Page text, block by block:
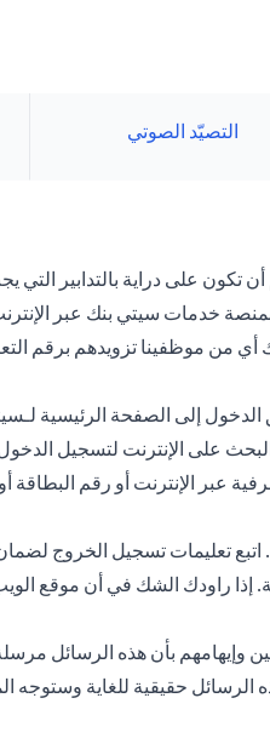
التصيّد الصوتي
على دراية بالتدابير التي
خدمات سيتي بنك عبر
من موظفينا تزويدهم برقم
إلى الصفحة الرئيسية
على الإنترنت لتسجيل
الإنترنت أو رقم البطاقة
تعليمات تسجيل الخروج
راودك الشك في أن موقع
وإيهامهم بأن هذه
الرسائل حقيقية للغاية